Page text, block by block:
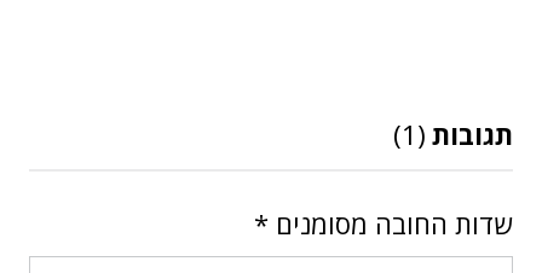
תגובות (1)
שדות החובה מסומנים *